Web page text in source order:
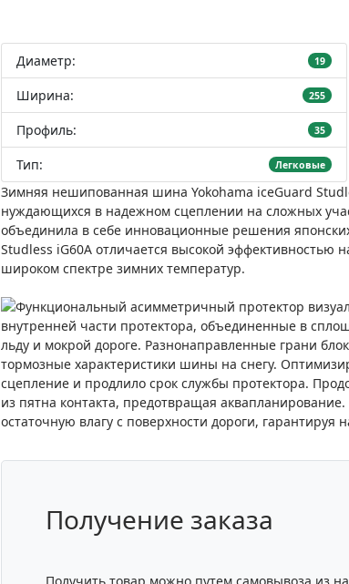
Диаметр: 19
Ширина: 255
Профиль: 35
Тип: Легковые
Зимняя нешипованная шина Yokohama iceGuard
нуждающихся в надежном сцеплении на сложных
объединила в себе инновационные решения
Studless iG60A отличается высокой
широком спектре зимних температур.
Функциональный асимметричный протектор
внутренней части протектора, объединенные в
льду и мокрой дороге. Разнонаправленные грани
тормозные характеристики шины на снегу.
сцепление и продлило срок службы протектора.
из пятна контакта, предотвращая
остаточную влагу с поверхности дороги,
Получение заказа